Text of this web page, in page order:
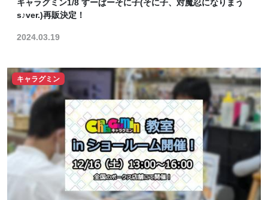
キャラグミン1/8 すーぱーそに子(そに子、対魔忍になりまう
s♪ver.)再販決定！
2024.03.19
キャラグミン